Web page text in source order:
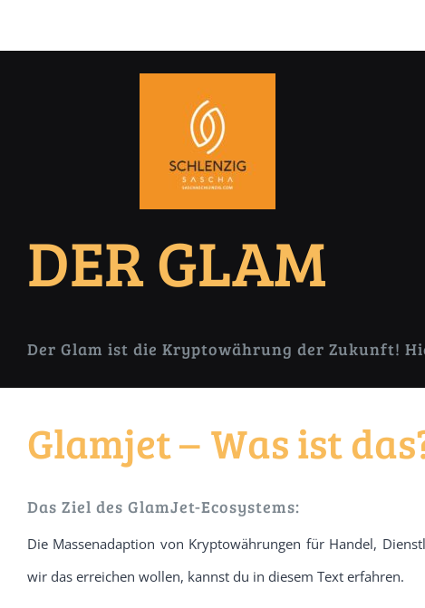
DERGLAM
Der Glam ist die Kryptowährung der Zukunft!
Glamjet –Was ist
Das Ziel des GlamJet-Ecosystems:
Die Massenadaption von Kryptowährungen für Handel,
wir das erreichen wollen, kannst du in diesem Text erfahren.